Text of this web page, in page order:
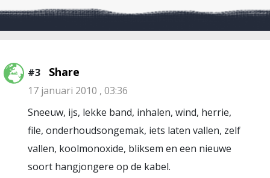
#3 Share
17 januari 2010 , 03:36
Sneeuw, ijs, lekke band, inhalen, wind, herrie,
file, onderhoudsongemak, iets laten vallen, zelf
vallen, koolmonoxide, bliksem en een nieuwe
soort hangjongere op de kabel.